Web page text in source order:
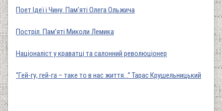
Поет Ідеї і Чину. Пам’яті Олега Ольжича
Постріл. Пам’яті Миколи Лемика
Націоналіст у краватці та салонний революціонер
“Гей-гу, гей-га – таке то в нас життя...” Тарас Крушельницький